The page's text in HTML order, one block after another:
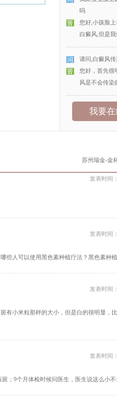
吗
您好,小孩脸
白癜风,但是
请问,白癜风传
您好，首先很
风是不会传染
我要在
苏州瑞金-金
发表时间：
发表时间：
些人可以使用黑色素种植疗法？黑色素种
发表时间：
有小米粒那样的大小，但是白的很明显，
发表时间：
；9个月体检时候问医生，医生说这么小